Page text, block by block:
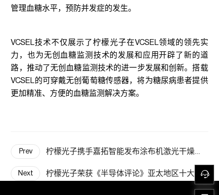
管理血糖水平，预防并发症的发生。
VCSEL技术不仅展示了柠檬光子在VCSEL领域的领先实
力，也为无创血糖监测技术的发展和应用开辟了新的道
路，推动了无创血糖监测技术的进一步发展和创新。搭载
VCSEL的可穿戴无创葡萄糖传感器，将为糖尿病患者提供
更加精准、方便的血糖监测解决方案。
Prev 柠檬光子携手嘉拓智能发布涂布机激光干燥技术
Next